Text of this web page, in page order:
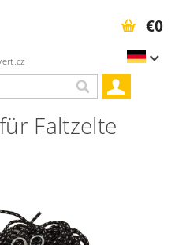
€0
Faltzelte